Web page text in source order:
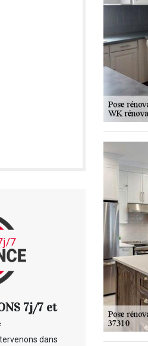
7j/7 et
dans